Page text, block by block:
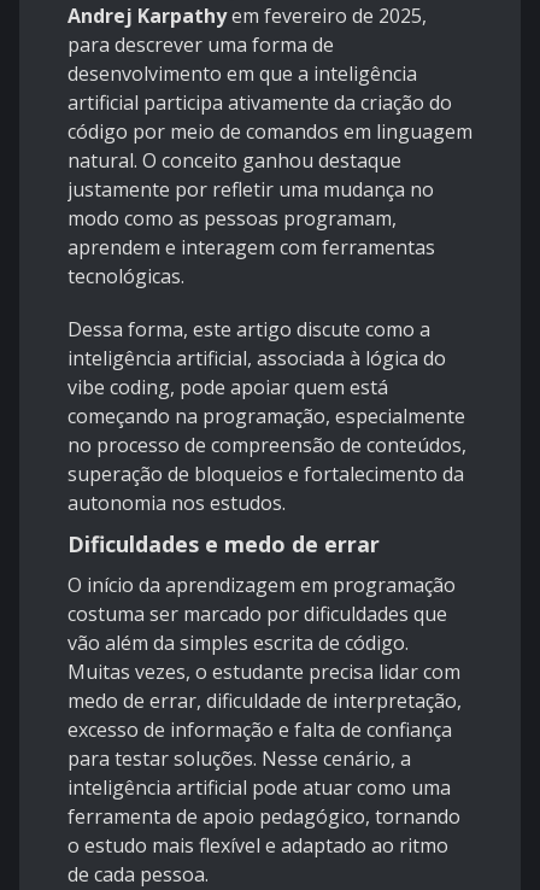
Andrej Karpathyem fevereiro de 2025,
para descrever uma forma de
desenvolvimento em que a inteligência
artificial participa ativamente da criação do
código por meio de comandos em linguagem
natural. O conceito ganhou destaque
justamente por refletir uma mudança no
modo como as pessoas programam,
aprendem e interagem com ferramentas
tecnológicas.
Dessa forma, este artigo discute como a
inteligência artificial, associada à lógica do
vibe coding, pode apoiar quem está
começando na programação, especialmente
no processo de compreensão de conteúdos,
superação de bloqueios e fortalecimento da
autonomia nos estudos.
Dificuldades e medo de errar
O início da aprendizagem em programação
costuma ser marcado por dificuldades que
vão além da simples escrita de código.
Muitas vezes, o estudante precisa lidar com
medo de errar, dificuldade de interpretação,
excesso de informação e falta de confiança
para testar soluções. Nesse cenário, a
inteligência artificial pode atuar como uma
ferramenta de apoio pedagógico, tornando
o estudo mais flexível e adaptado ao ritmo
de cada pessoa.